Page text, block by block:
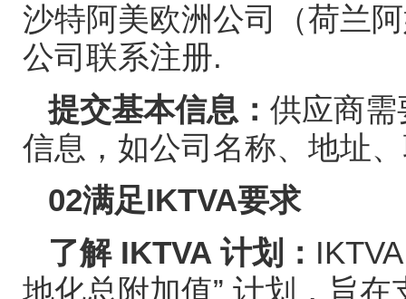
沙特阿美欧洲公司（荷兰
公司联系注册.
提交基本信息： 供应商
信息，如公司名称、地址
02满足IKTVA要求
了解IKTVA 计划：
地化总附加值” 计划，旨在